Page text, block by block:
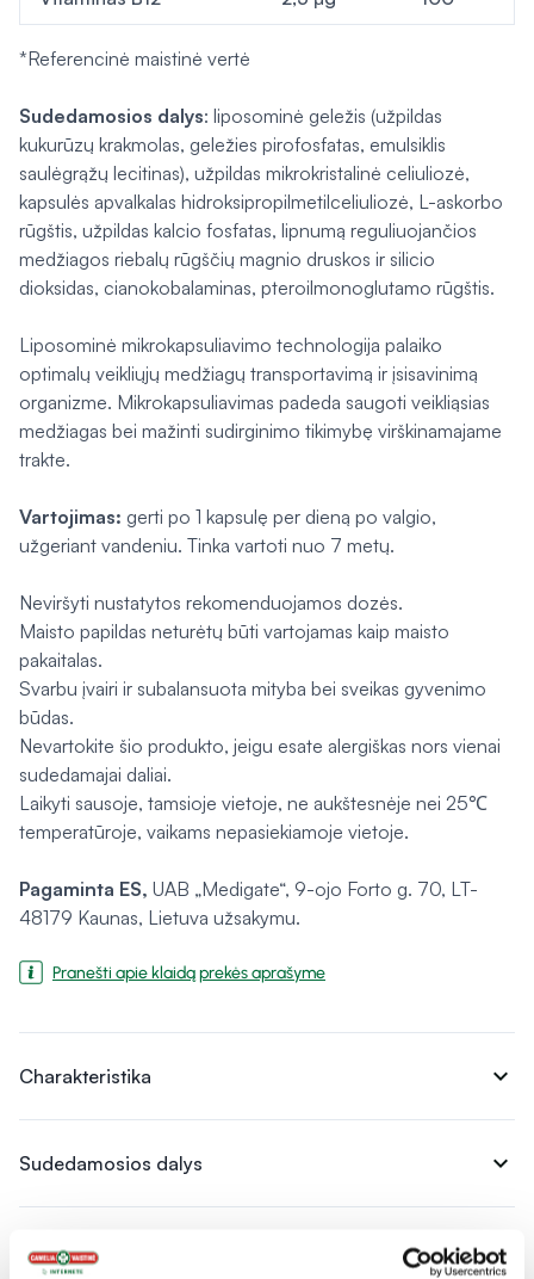
*Referencinė maistinė vertė
Sudedamosios dalys: liposominė geležis (užpildas
kukurūzų krakmolas, geležies pirofosfatas, emulsiklis
saulėgrąžų lecitinas), užpildas mikrokristalinė celiuliozė,
kapsulės apvalkalas hidroksipropilmetilceliuliozė, L-askorbo
rūgštis, užpildas kalcio fosfatas, lipnumą reguliuojančios
medžiagos riebalų rūgščių magnio druskos ir silicio
dioksidas, cianokobalaminas, pteroilmonoglutamo rūgštis.
Liposominė mikrokapsuliavimo technologija palaiko
optimalų veikliųjų medžiagų transportavimą ir įsisavinimą
organizme. Mikrokapsuliavimas padeda saugoti veikliąsias
medžiagas bei mažinti sudirginimo tikimybę virškinamajame
trakte.
Vartojimas: gerti po 1 kapsulę per dieną po valgio,
užgeriant vandeniu. Tinka vartoti nuo 7 metų.
Neviršyti nustatytos rekomenduojamos dozės.
Maisto papildas neturėtų būti vartojamas kaip maisto
pakaitalas.
Svarbu įvairi ir subalansuota mityba bei sveikas gyvenimo
būdas.
Nevartokite šio produkto, jeigu esate alergiškas nors vienai
sudedamajai daliai.
Laikyti sausoje, tamsioje vietoje, ne aukštesnėje nei 25℃
temperatūroje, vaikams nepasiekiamoje vietoje.
Pagaminta ES, UAB „Medigate“, 9-ojo Forto g. 70, LT-
48179 Kaunas, Lietuva užsakymu.
Pranešti apie klaidą prekės aprašyme
Charakteristika expand_more
Sudedamosios dalys expand_more
Vartojimas expand_more